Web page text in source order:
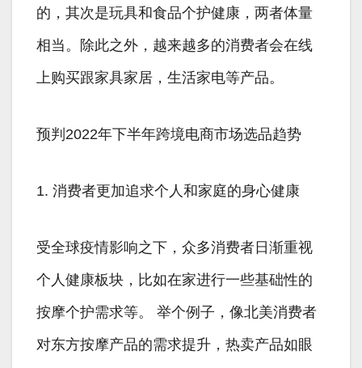
的，其次是玩具和食品个护健康，两者体量
相当。除此之外，越来越多的消费者会在线
上购买跟家具家居，生活家电等产品。
预判2022年下半年跨境电商市场选品趋势
1. 消费者更加追求个人和家庭的身心健康
受全球疫情影响之下，众多消费者日渐重视
个人健康板块，比如在家进行一些基础性的
按摩个护需求等。 举个例子，像北美消费者
对东方按摩产品的需求提升，热卖产品如眼